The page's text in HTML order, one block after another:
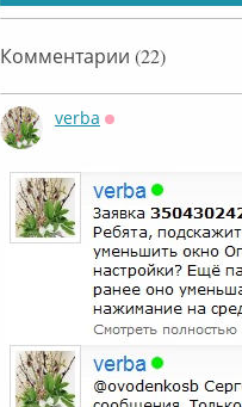
Комментарии (22)
verba